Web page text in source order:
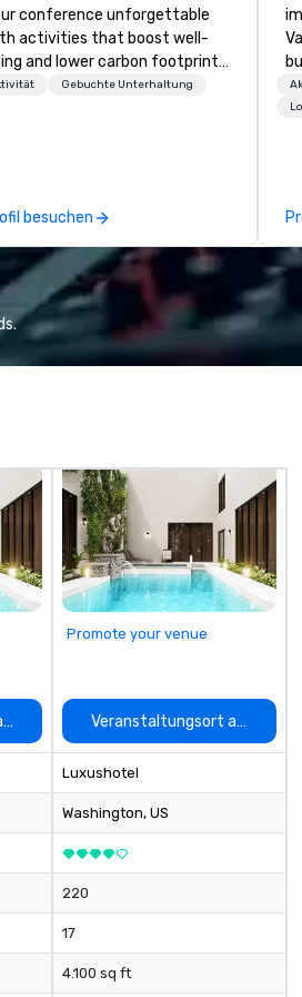
conference unforgettable
activities that boost well-
and lower carbon footprints.
the world on the run with
Gebuchte Unterhaltung
besuchen
Promote your venue
Veranstaltungsort auswählen
Luxushotel
Washington, US
220
17
4.100 sq ft